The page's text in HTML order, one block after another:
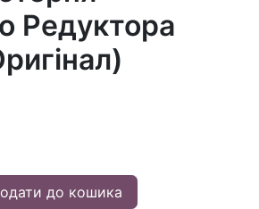
Редуктора
до кошика